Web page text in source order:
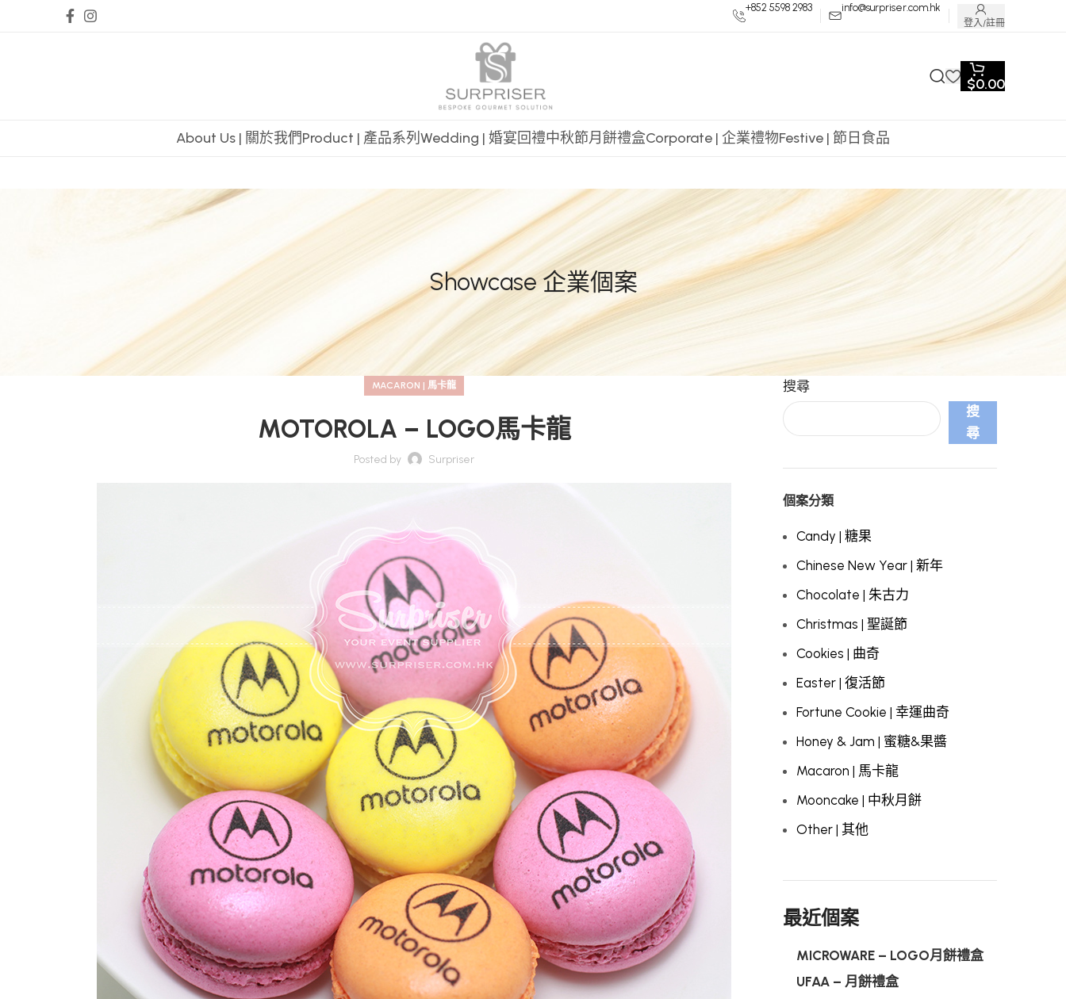
+852 5598 2983 info@surpriser.com.hk
登入/註冊
$0.00
About Us | 關於我們Product | 產品系列 Wedding | 婚宴回禮中秋節月餅禮盒Corporate | 企業禮物Festive | 節日食品
Showcase 企業個案
MACARON | 馬卡龍
MOTOROLA – LOGO馬卡龍
Posted by Surpriser
搜尋
搜
尋
個案分類
Candy | 糖果
Chinese New Year | 新年
Chocolate | 朱古力
Christmas | 聖誕節
Cookies | 曲奇
Easter | 復活節
Fortune Cookie | 幸運曲奇
Honey & Jam | 蜜糖&果醬
Macaron | 馬卡龍
Mooncake | 中秋月餅
Other | 其他
最近個案
MICROWARE – LOGO月餅禮盒
UFAA – 月餅禮盒